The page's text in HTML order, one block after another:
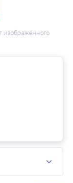
изображённого